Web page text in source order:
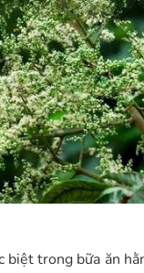
trong bữa ăn